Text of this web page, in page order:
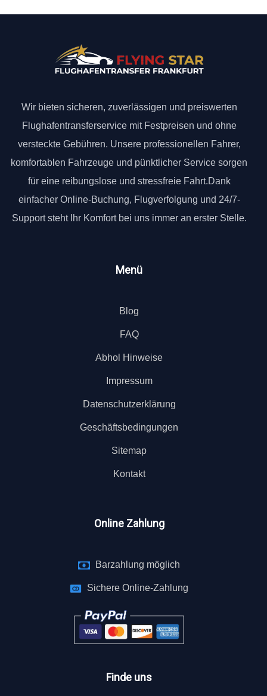
Wir bieten sicheren, zuverlässigen und preiswerten
Flughafentransferservice mit Festpreisen und ohne
versteckte Gebühren. Unsere professionellen Fahrer,
komfortablen Fahrzeuge und pünktlicher Service sorgen
für eine reibungslose und stressfreie Fahrt.Dank
einfacher Online-Buchung, Flugverfolgung und 24/7-
Support steht Ihr Komfort bei uns immer an erster Stelle.
Menü
Blog
FAQ
Abhol Hinweise
Impressum
Datenschutzerklärung
Geschäftsbedingungen
Sitemap
Kontakt
Online Zahlung
Barzahlung möglich
Sichere Online-Zahlung
Finde uns